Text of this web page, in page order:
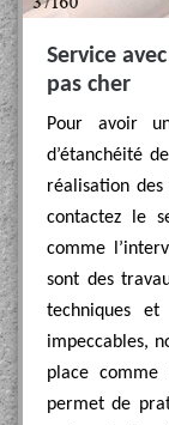
Service
pas cher
Pour avoir
d’étanchéité
réalisation
contactez le
comme
sont des
techniques
impeccables,
place comme
permet de